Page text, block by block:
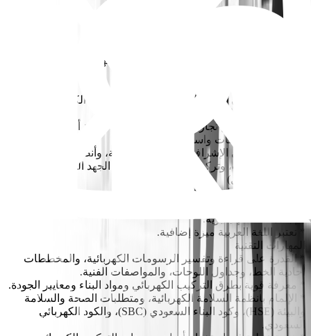
* دبلوم أو درجة البكالوريوس في الهندسة الكهربائية أو مؤهل تقني
* خبرة من 5 إلى 10 سنوات في أعمال الإنشاءات الكهربائية
والإشراف على المواقع.
* خبرة في مشاريع تجارية أو تجزئة أو رعاية صحية أو سكنية أو
متعددة الاستخدامات واسعة النطاق.
* خلفية قوية في الإشراف على توزيع الطاقة، وأنظمة الإضاءة،
وتركيب الكابلات، وتركيب اللوحات، وأنظمة الجهد المنخفض.
الشهادات (يفضل)
* شهادة العمل على الارتفاعات (إن وجدت).
* إجادة اللغة الإنجليزية.
* تعتبر اللغة العربية ميزة إضافية.
المهارات التقنية
* القدرة على قراءة وتفسير الرسومات الكهربائية، والمخططات
أحادية الخط، وجداول اللوحات، والمواصفات الفنية.
* معرفة قوية بطرق التركيب الكهربائي ومواد البناء ومعايير الجودة.
* الإلمام بأنظمة السلامة الكهربائية، ومتطلبات الصحة والسلامة
والبيئة (HSE)، وكود البناء السعودي (SBC)، والكود الكهربائي
السعودي.